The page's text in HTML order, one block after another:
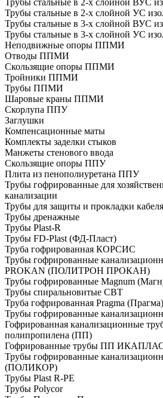
Трубы стальные в 2-х слойной УС
Трубы стальные в 3-х слойной ВУС
Трубы стальные в 3-х слойной УС
Неподвижные опоры ППМИ
Отводы ППМИ
Скользящие опоры ППМИ
Тройники ППМИ
Трубы ППМИ
Шаровые краны ППМИ
Скорлупа ППУ
Заглушки
Компенсационные маты
Комплекты заделки стыков
Манжеты стенового ввода
Скользящие опоры ППУ
Плита из пенополиуретана ППУ
Трубы гофрированные для
канализации
Трубы для защиты и прокладки кабеля
Трубы дренажные
Трубы Plast-R
Трубы FD-Plast (ФД-Пласт)
Труба гофрированная КОРСИС
Трубы гофрированные
PROKAN (ПОЛИТРОН ПРОКАН)
Трубы гофрированные Magnum
Трубы спиральновитые СВТ
Труба гофрированная Pragma (Прагма)
Трубы гофрированные
Гофрированная канализационные
полипропилена (ПП)
Гофрированные трубы ПП
Трубы гофрированные
(ПОЛИКОР)
Трубы Plast R-PE
Трубы Polycor